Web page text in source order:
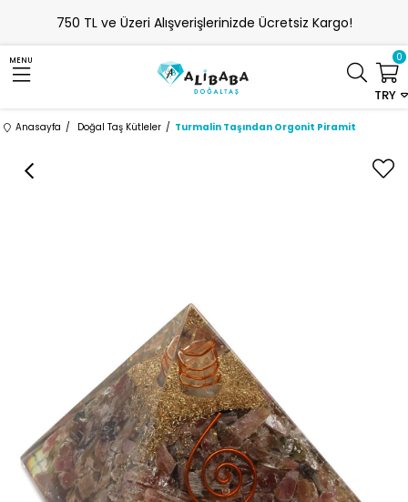
750 TL ve Üzeri Alışverişlerinizde Ücretsiz Kargo!
MENU
TRY
0
Anasayfa Doğal Taş Kütleler Turmalin Taşından Orgonit Piramit